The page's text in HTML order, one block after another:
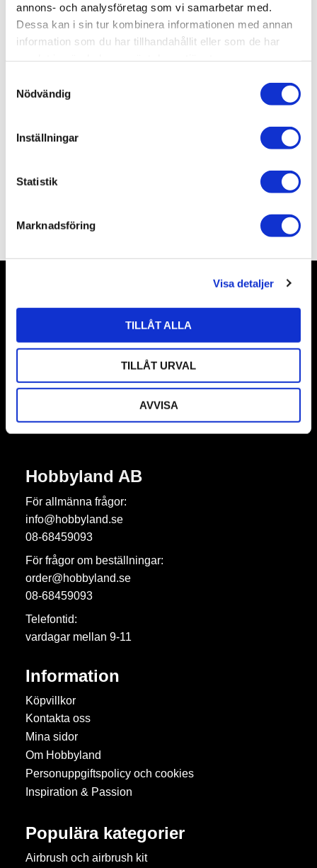
annons- och analysföretag som vi samarbetar med.
Dessa kan i sin tur kombinera informationen med annan
information som du har tillhandahållit eller som de har
Nödvändig
Inställningar
Statistik
Marknadsföring
Visa detaljer
TILLÅT ALLA
TILLÅT URVAL
AVVISA
Lagerstatus
7 st i lager
Artikelnr
SC007
Leveranstid
skickas från oss inom 0-1 vardagar
Allmänt
Burken kommer förseglad och behöver öppnas före
eller en grövre nål för att sticka hål.
Nyhetsbrev
Dina personuppgifter behandlas i enlighet med vår
Hobbyland AB
För allmänna frågor:
info@hobbyland.se
08-68459093
För frågor om beställningar:
order@hobbyland.se
08-68459093
Telefontid:
vardagar mellan 9-11
Information
Köpvillkor
Kontakta oss
Mina sidor
Om Hobbyland
Personuppgiftspolicy och cookies
Inspiration & Passion
Populära kategorier
Airbrush och airbrush kit